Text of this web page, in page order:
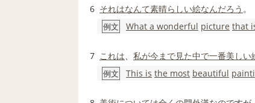
6 それはなんて素晴らしい絵なんだろう 。
例文 What a wonderful picture that
7 これは 私が今まで見た中で一番美しい
例文 This is the most beautiful